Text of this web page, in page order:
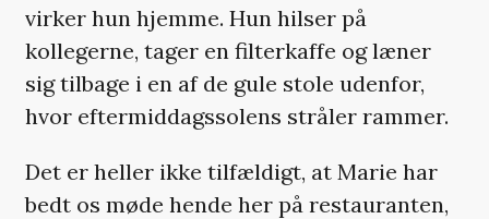
virker hun hjemme. Hun hilser på
kollegerne, tager en filterkaffe og læner
sig tilbage i en af de gule stole udenfor,
hvor eftermiddagssolens stråler rammer.
Det er heller ikke tilfældigt, at Marie har
bedt os møde hende her på restauranten,